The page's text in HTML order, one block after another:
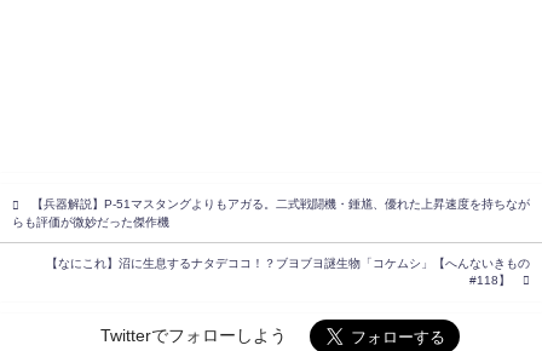
【兵器解説】P-51マスタングよりもアガる。二式戦闘機・鍾馗、優れた上昇速度を持ちなが
らも評価が微妙だった傑作機
【なにこれ】沼に生息するナタデココ！？ブヨブヨ謎生物「コケムシ」【へんないきもの
#118】
Twitterでフォローしよう